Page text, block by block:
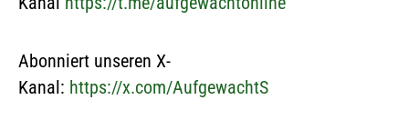
Abonniert unseren X-
Kanal: https://x.com/AufgewachtS